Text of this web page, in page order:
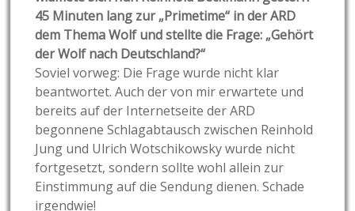
45 Minuten lang zur „Primetime“ in der ARD
dem Thema Wolf und stellte die Frage: „Gehört
der Wolf nach Deutschland?“
Soviel vorweg: Die Frage wurde nicht klar
beantwortet. Auch der von mir erwartete und
bereits auf der Internetseite der ARD
begonnene Schlagabtausch zwischen Reinhold
Jung und Ulrich Wotschikowsky wurde nicht
fortgesetzt, sondern sollte wohl allein zur
Einstimmung auf die Sendung dienen. Schade
irgendwie!